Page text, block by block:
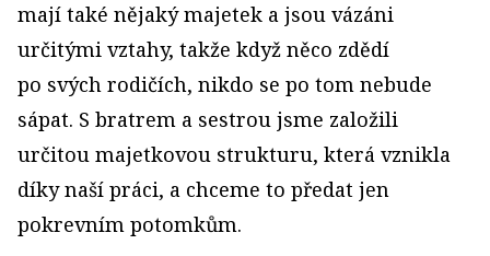
mají také nějaký majetek a jsou vázáni
určitými vztahy, takže když něco zdědí
po svých rodičích, nikdo se po tom nebude
sápat. S bratrem a sestrou jsme založili
určitou majetkovou strukturu, která vznikla
díky naší práci, a chceme to předat jen
pokrevním potomkům.